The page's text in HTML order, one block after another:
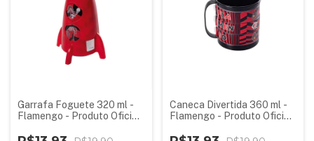
Garrafa Foguete 320 ml -
Flamengo - Produto Oficial
Caneca Divertida 360 ml -
Flamengo - Produto Oficial